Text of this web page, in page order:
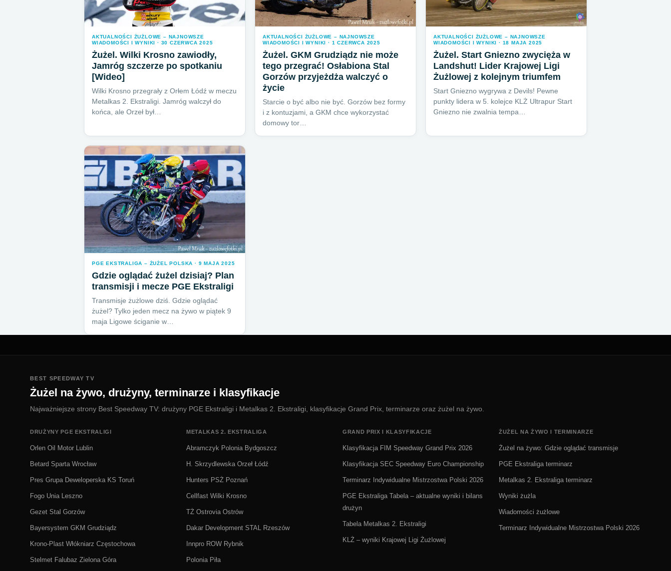
AKTUALNOŚCI ŻUŻLOWE – NAJNOWSZE
WIADOMOŚCI I WYNIKI · 30 CZERWCA 2025
Żużel. Wilki Krosno zawiodły,
Jamróg szczerze po spotkaniu
[Wideo]
Wilki Krosno przegrały z Orłem Łódź w meczu
Metalkas 2. Ekstraligi. Jamróg walczył do
końca, ale Orzeł był…
AKTUALNOŚCI ŻUŻLOWE – NAJNOWSZE
WIADOMOŚCI I WYNIKI · 1 CZERWCA 2025
Żużel. GKM Grudziądz nie może
tego przegrać! Osłabiona Stal
Gorzów przyjeżdża walczyć o
życie
Starcie o być albo nie być. Gorzów bez formy
i z kontuzjami, a GKM chce wykorzystać
domowy tor…
AKTUALNOŚCI ŻUŻLOWE – NAJNOWSZE
WIADOMOŚCI I WYNIKI · 18 MAJA 2025
Żużel. Start Gniezno zwycięża w
Landshut! Lider Krajowej Ligi
Żużlowej z kolejnym triumfem
Start Gniezno wygrywa z Devils! Pewne
punkty lidera w 5. kolejce KLŻ Ultrapur Start
Gniezno nie zwalnia tempa…
PGE EKSTRALIGA – ŻUŻEL POLSKA · 9 MAJA 2025
Gdzie oglądać żużel dzisiaj? Plan
transmisji i mecze PGE Ekstraligi
Transmisje żużlowe dziś. Gdzie oglądać
żużel? Tylko jeden mecz na żywo w piątek 9
maja Ligowe ściganie w…
BEST SPEEDWAY TV
Żużel na żywo, drużyny, terminarze i klasyfikacje
Najważniejsze strony Best Speedway TV: drużyny PGE Ekstraligi i Metalkas 2. Ekstraligi, klasyfikacje Grand Prix, terminarze oraz żużel na żywo.
DRUŻYNY PGE EKSTRALIGI
Orlen Oil Motor Lublin
Betard Sparta Wrocław
Pres Grupa Deweloperska KS Toruń
Fogo Unia Leszno
Gezet Stal Gorzów
Bayersystem GKM Grudziądz
Krono-Plast Włókniarz Częstochowa
Stelmet Falubaz Zielona Góra
METALKAS 2. EKSTRALIGA
Abramczyk Polonia Bydgoszcz
H. Skrzydlewska Orzeł Łódź
Hunters PSŻ Poznań
Cellfast Wilki Krosno
TŻ Ostrovia Ostrów
Dakar Development STAL Rzeszów
Innpro ROW Rybnik
Polonia Piła
GRAND PRIX I KLASYFIKACJE
Klasyfikacja FIM Speedway Grand Prix 2026
Klasyfikacja SEC Speedway Euro Championship
Terminarz Indywidualne Mistrzostwa Polski 2026
PGE Ekstraliga Tabela – aktualne wyniki i bilans
drużyn
Tabela Metalkas 2. Ekstraligi
KLŻ – wyniki Krajowej Ligi Żużlowej
ŻUŻEL NA ŻYWO I TERMINARZE
Żużel na żywo: Gdzie oglądać transmisje
PGE Ekstraliga terminarz
Metalkas 2. Ekstraliga terminarz
Wyniki żużla
Wiadomości żużlowe
Terminarz Indywidualne Mistrzostwa Polski 2026